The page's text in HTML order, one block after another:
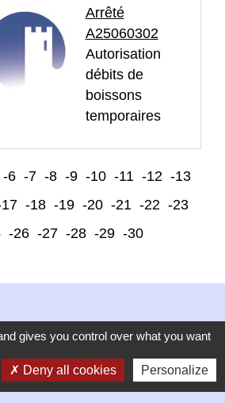
Arrêté
A25060302
Autorisation
débits de
boissons
temporaires
-6 -7 -8 -9 -10 -11 -12 -13
-18 -19 -20 -21 -22 -23
-26 -27 -28 -29 -30
gives you control over what you want
Deny all cookies Personalize